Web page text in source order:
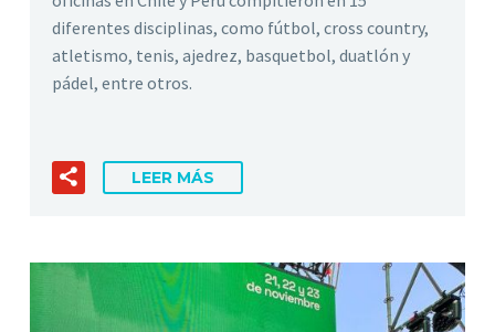
diferentes disciplinas, como fútbol, cross country,
atletismo, tenis, ajedrez, basquetbol, duatlón y
pádel, entre otros.
LEER MÁS